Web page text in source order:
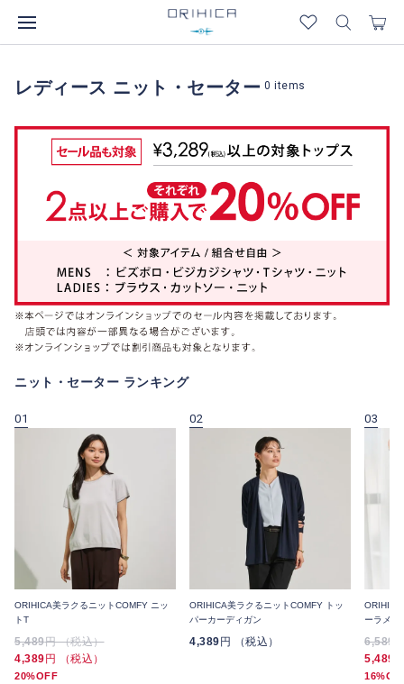
レディース ニット・セーター 0 items
ニット・セーター ランキング
01
ORIHICA美ラクるニットCOMFY ニッ
トT
5,489円 （税込）
4,389 円 （税込）
20%OFF
02
ORIHICA美ラクるニットCOMFY トッ
パーカーディガン
4,389 円 （税込）
03
ーラメV
6,589
5,489